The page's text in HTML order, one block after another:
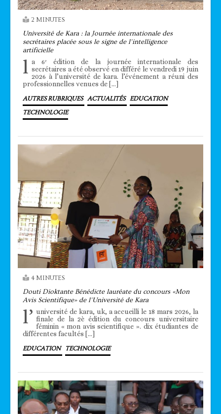
2 MINUTES
Université de Kara : la Journée internationale des
secrétaires placée sous le signe de l’intelligence
artificielle
l a 6ᵉ édition de la journée internationale des
secrétaires a été observé en différé le vendredi 19 juin
2026 à l’université de kara. l’événement a réuni des
professionnelles venues de […]
AUTRES RUBRIQUES ACTUALITÉS EDUCATION
TECHNOLOGIE
4 MINUTES
Douti Dioktante Bénédicte lauréate du concours «Mon
Avis Scientifique» de l’Université de Kara
l’ université de kara, uk, a accueilli le 18 mars 2026, la
finale de la 2è édition du concours universitaire
féminin « mon avis scientifique ». dix étudiantes de
différentes facultés […]
EDUCATION TECHNOLOGIE